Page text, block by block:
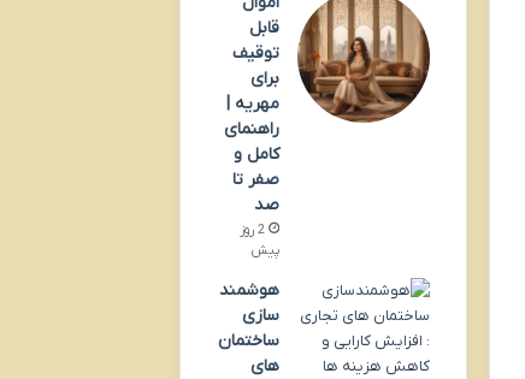
قابل
توقیف
برای
مهریه |
راهنمای
کامل و
صفر تا
صد
2 روز
پیش
هوشمند
سازی
ساختمان
های